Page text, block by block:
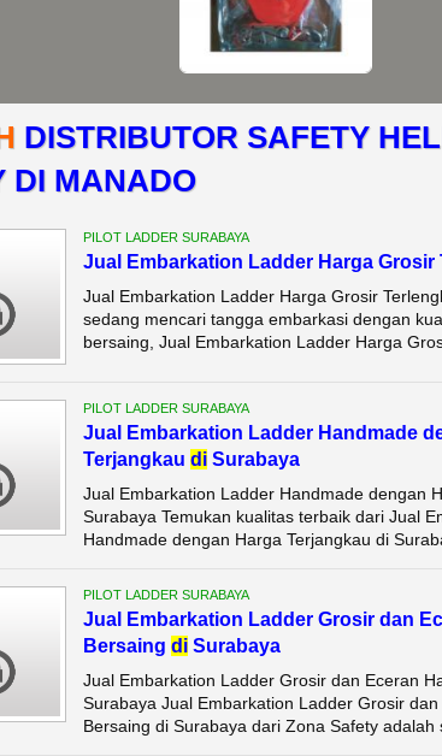
DISTRIBUTOR SAFETY
DI MANADO
PILOT LADDER SURABAYA
Jual Embarkation Ladder Harga Grosir
Jual Embarkation Ladder Harga Grosir
sedang mencari tangga embarkasi dengan
bersaing, Jual Embarkation Ladder Harga
PILOT LADDER SURABAYA
Jual Embarkation Ladder Handmade
Terjangkau diSurabaya
Jual Embarkation Ladder Handmade dengan
Surabaya Temukan kualitas terbaik dari Jual
Handmade dengan Harga Terjangkau di
PILOT LADDER SURABAYA
Jual Embarkation Ladder Grosir dan
Bersaing diSurabaya
Jual Embarkation Ladder Grosir dan Eceran
Surabaya Jual Embarkation Ladder Grosir
Bersaing di Surabaya dari Zona Safety adalah